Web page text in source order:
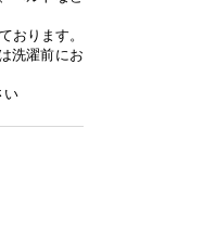
おります。
洗濯前にお
い